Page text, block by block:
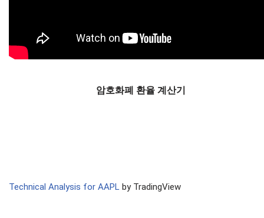
암호화폐 환율 계산기
Technical Analysis for AAPL by TradingView